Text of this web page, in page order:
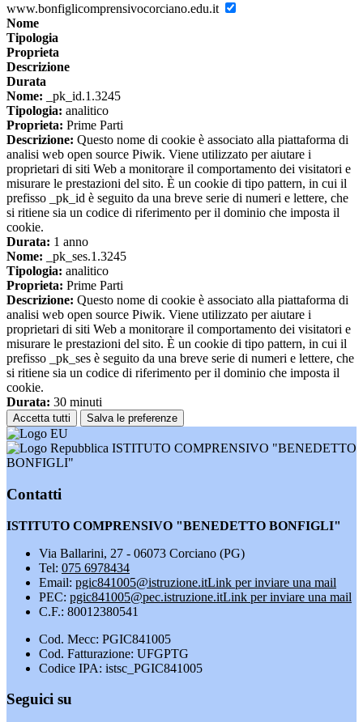
www.bonfiglicomprensivocorciano.edu.it
Nome
Tipologia
Proprieta
Descrizione
Durata
Nome: _pk_id.1.3245
Tipologia: analitico
Proprieta: Prime Parti
Descrizione: Questo nome di cookie è associato alla piattaforma di
analisi web open source Piwik. Viene utilizzato per aiutare i
proprietari di siti Web a monitorare il comportamento dei visitatori e
misurare le prestazioni del sito. È un cookie di tipo pattern, in cui il
prefisso _pk_id è seguito da una breve serie di numeri e lettere, che
si ritiene sia un codice di riferimento per il dominio che imposta il
cookie.
Durata: 1 anno
Nome: _pk_ses.1.3245
Tipologia: analitico
Proprieta: Prime Parti
Descrizione: Questo nome di cookie è associato alla piattaforma di
analisi web open source Piwik. Viene utilizzato per aiutare i
proprietari di siti Web a monitorare il comportamento dei visitatori e
misurare le prestazioni del sito. È un cookie di tipo pattern, in cui il
prefisso _pk_ses è seguito da una breve serie di numeri e lettere, che
si ritiene sia un codice di riferimento per il dominio che imposta il
cookie.
Durata: 30 minuti
Accetta tutti Salva le preferenze
ISTITUTO COMPRENSIVO "BENEDETTO
BONFIGLI"
Contatti
ISTITUTO COMPRENSIVO "BENEDETTO BONFIGLI"
Via Ballarini, 27 - 06073 Corciano (PG)
Tel: 075 6978434
Email: pgic841005@istruzione.itLink per inviare una mail
PEC: pgic841005@pec.istruzione.itLink per inviare una mail
C.F.: 80012380541
Cod. Mecc: PGIC841005
Cod. Fatturazione: UFGPTG
Codice IPA: istsc_PGIC841005
Seguici su